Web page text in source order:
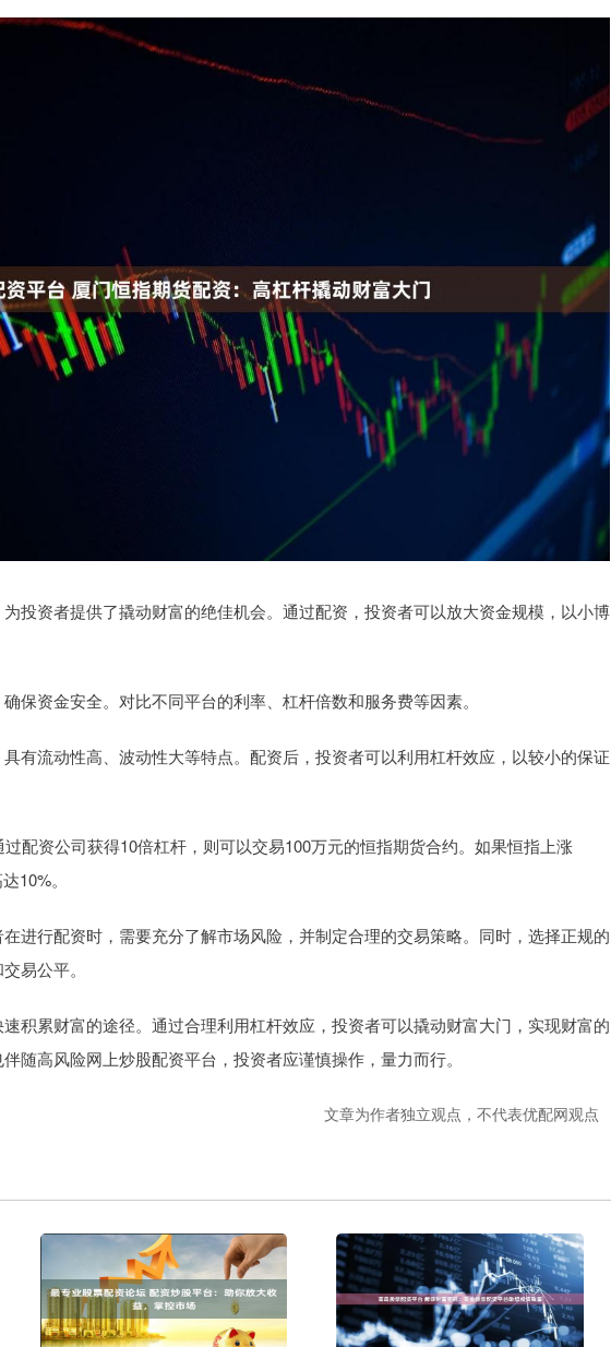
投资者提供了撬动财富的绝佳机会。通过配资，投资者可以放大资金规模，以小博
保资金安全。对比不同平台的利率、杠杆倍数和服务费等因素。
有流动性高、波动性大等特点。配资后，投资者可以利用杠杆效应，以较小的保证
配资公司获得10倍杠杆，则可以交易100万元的恒指期货合约。如果恒指上涨
10%。
进行配资时，需要充分了解市场风险，并制定合理的交易策略。同时，选择正规的
易公平。
积累财富的途径。通过合理利用杠杆效应，投资者可以撬动财富大门，实现财富的
随高风险网上炒股配资平台，投资者应谨慎操作，量力而行。
文章为作者独立观点，不代表优配网观点